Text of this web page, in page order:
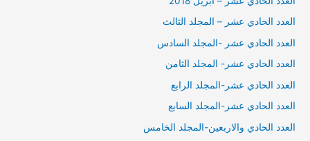
العدد الحادي عشر – المجلد الثالث
العدد الحادي عشر -المجلد السادس
العدد الحادي عشر- المجلد الثامن
العدد الحادي عشر-المجلد الرابع
العدد الحادي عشر-المجلد السابع
العدد الحادي والاربعين-المجلد الخامس